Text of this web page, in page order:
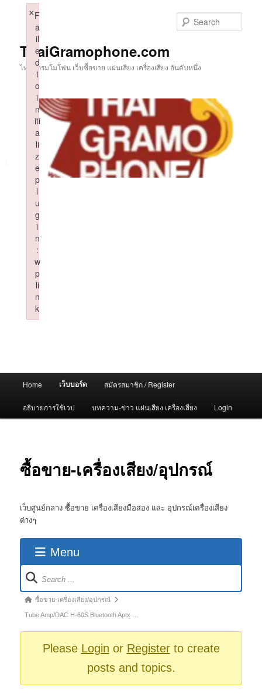
ThaiGramophone.com
ไทยแกรมโมโฟน เว็บซื้อขาย แผ่นเสียง เครื่องเสียง อันดับหนึ่ง
Home เว็บบอร์ด สมัครสมาชิก / Register
อธิบายการใช้เวป บทความ-ข่าว แผ่นเสียง เครื่องเสียง Login
ซื้อขาย-เครื่องเสียง/อุปกรณ์
เว็บศูนย์กลาง ซื้อขาย เครื่องเสียงมือสอง และ อุปกรณ์เครื่องเสียง
ต่างๆ
Menu
Forum
Navigation
Forum
breadcrumbs
ซื้อขาย-เครื่องเสียง/อุปกรณ์
Tube Amp/DAC H-60S Bluetooth Aptx …
Please Login or Registerto create
posts and topics.
F
a
il
e
d
t
o
i
n
iti
a
li
z
e
p
l
u
g
i
n
:
w
p
li
n
k
×
Failed to initialize plugin: wplink